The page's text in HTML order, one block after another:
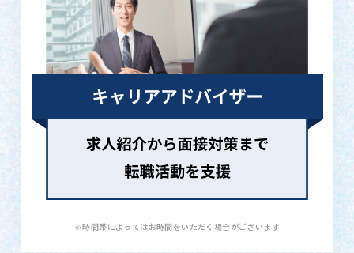
※時間帯によってはお時間をいただく場合がございます